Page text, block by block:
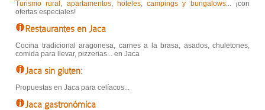
Turismo rural , apartamentos, hoteles,campings y bungalows... ¡con
ofertas especiales!
Restaurantes en Jaca
Cocina tradicional aragonesa, carnes a la brasa, asados, chuletones,
comida para llevar, pizzerias... en Jaca
Jaca sin gluten:
Propuestas en Jaca para celíacos...
Jaca gastronómica